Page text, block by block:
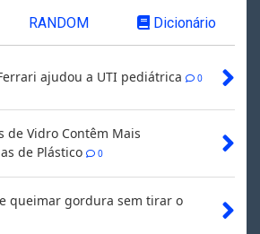
RANDOM Dicionário
ajudou a UTI pediátrica 0
de Vidro Contêm Mais
de Plástico
0
queimar gordura sem tirar o